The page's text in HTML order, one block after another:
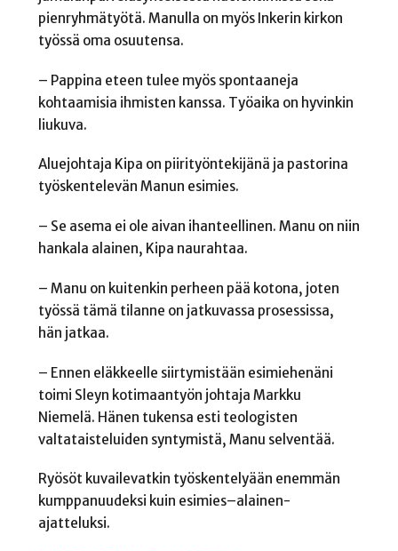
pienryhmätyötä. Manulla on myös Inkerin kirkon
työssä oma osuutensa.
– Pappina eteen tulee myös spontaaneja
kohtaamisia ihmisten kanssa. Työaika on hyvinkin
liukuva.
Aluejohtaja Kipa on piirityöntekijänä ja pastorina
työskentelevän Manun esimies.
– Se asema ei ole aivan ihanteellinen. Manu on niin
hankala alainen, Kipa naurahtaa.
– Manu on kuitenkin perheen pää kotona, joten
työssä tämä tilanne on jatkuvassa prosessissa,
hän jatkaa.
– Ennen eläkkeelle siirtymistään esimiehenäni
toimi Sleyn kotimaantyön johtaja Markku
Niemelä. Hänen tukensa esti teologisten
valtataisteluiden syntymistä, Manu selventää.
Ryösöt kuvailevatkin työskentelyään enemmän
kumppanuudeksi kuin esimies–alainen-
ajatteluksi.